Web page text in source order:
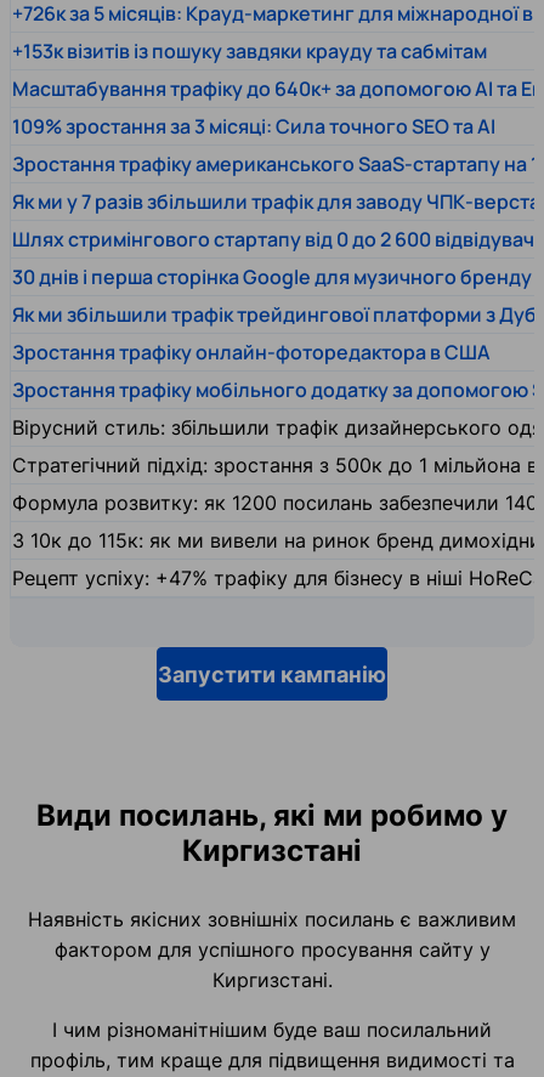
+726к за 5 місяців: Крауд-маркетинг для міжнародної
+153к візитів із пошуку завдяки крауду та сабмітам
Масштабування трафіку до 640к+ за допомогою AI та
109% зростання за 3 місяці: Сила точного SEO та AI
Зростання трафіку американського SaaS-стартапу на
Як ми у 7 разів збільшили трафік для заводу ЧПК-
Шлях стримінгового стартапу від 0 до 2 600
30 днів і перша сторінка Google для музичного бренду
Як ми збільшили трафік трейдингової платформи з
Зростання трафіку онлайн-фоторедактора в США
Зростання трафіку мобільного додатку за допомогою
Вірусний стиль: збільшили трафік дизайнерського
Стратегічний підхід: зростання з 500к до 1 мільйона
Формула розвитку: як 1200 посилань забезпечили
З 10к до 115к: як ми вивели на ринок бренд
Рецепт успіху: +47% трафіку для бізнесу в ніші HoReCa
Запустити кампанію
Види посилань, які ми робимо у
Киргизстані
Наявність якісних зовнішніх посилань є важливим
фактором для успішного просування сайту у
Киргизстані.
І чим різноманітнішим буде ваш посилальний
профіль, тим краще для підвищення видимості та